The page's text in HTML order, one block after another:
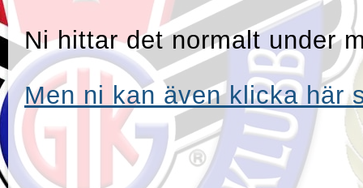
Ni hittar det normalt under
Men ni kan även klicka här